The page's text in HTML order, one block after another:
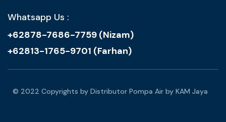
Whatsapp Us :
+62878-7686-7759 (Nizam)
+62813-1765-9701 (Farhan)
© 2022 Copyrights by Distributor Pompa Air by KAM Jaya